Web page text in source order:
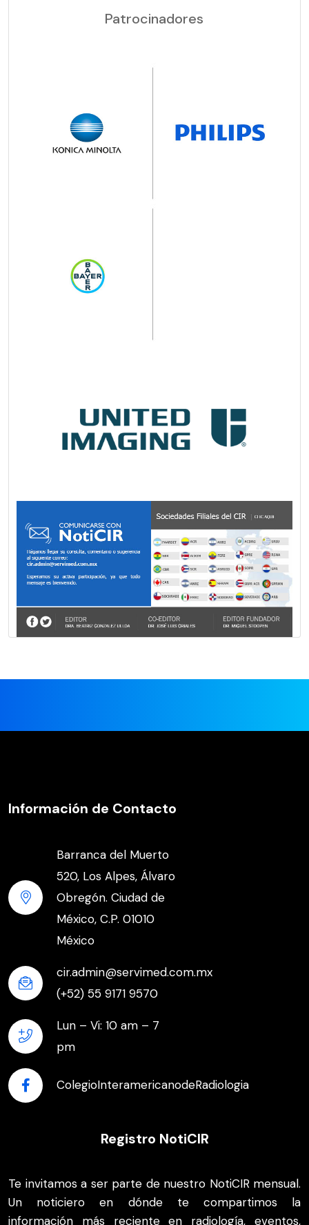
Patrocinadores
Información de Contacto
Barranca del Muerto
520, Los Alpes, Álvaro
Obregón. Ciudad de
México, C.P. 01010
México
cir.admin@servimed.com.mx
(+52) 55 9171 9570
Lun – Vi: 10 am – 7
pm
ColegioInteramericanodeRadiologia
Registro NotiCIR
Te invitamos a ser parte de nuestro NotiCIR mensual.
Un noticiero en dónde te compartimos la
información más reciente en radiología, eventos,